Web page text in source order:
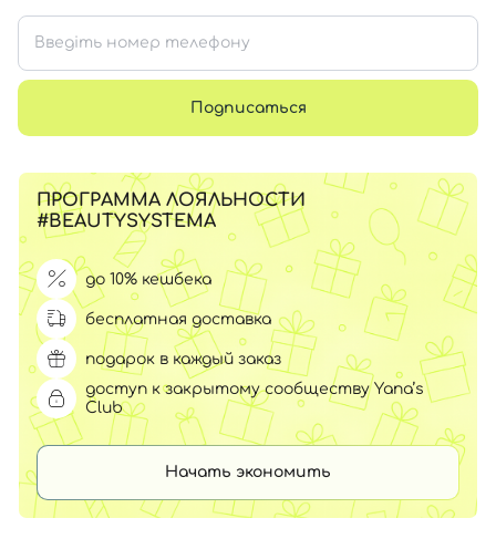
Подписаться
ПРОГРАММА ЛОЯЛЬНОСТИ
#BEAUTYSYSTEMA
до 10% кешбека
бесплатная доставка
подарок в каждый заказ
доступ к закрытому сообществу Yana’s
Club
Начать экономить